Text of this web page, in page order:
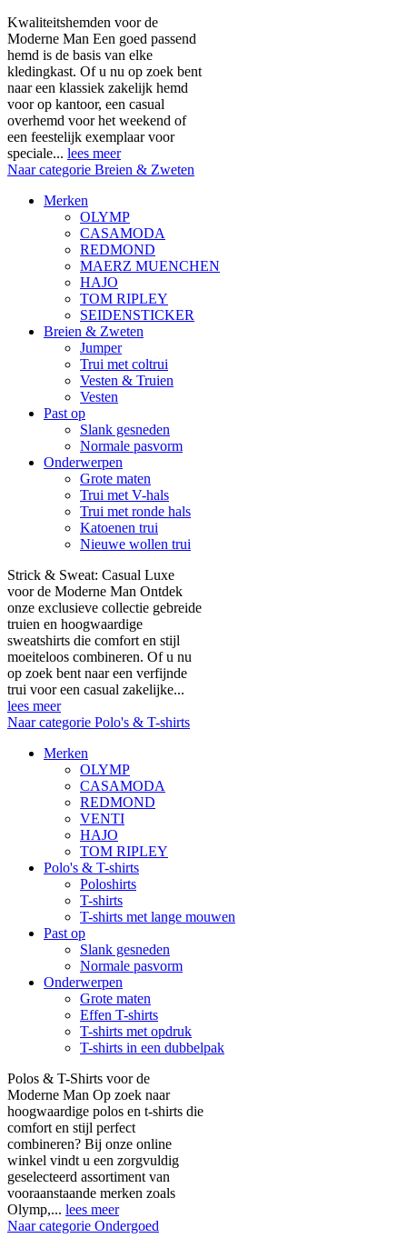
Kwaliteitshemden voor de
Moderne Man Een goed passend
hemd is de basis van elke
kledingkast. Of u nu op zoek bent
naar een klassiek zakelijk hemd
voor op kantoor, een casual
overhemd voor het weekend of
een feestelijk exemplaar voor
speciale... lees meer
Naar categorie Breien & Zweten
Merken
OLYMP
CASAMODA
REDMOND
MAERZ MUENCHEN
HAJO
TOM RIPLEY
SEIDENSTICKER
Breien & Zweten
Jumper
Trui met coltrui
Vesten & Truien
Vesten
Past op
Slank gesneden
Normale pasvorm
Onderwerpen
Grote maten
Trui met V-hals
Trui met ronde hals
Katoenen trui
Nieuwe wollen trui
Strick & Sweat: Casual Luxe
voor de Moderne Man Ontdek
onze exclusieve collectie gebreide
truien en hoogwaardige
sweatshirts die comfort en stijl
moeiteloos combineren. Of u nu
op zoek bent naar een verfijnde
trui voor een casual zakelijke...
lees meer
Naar categorie Polo's & T-shirts
Merken
OLYMP
CASAMODA
REDMOND
VENTI
HAJO
TOM RIPLEY
Polo's & T-shirts
Poloshirts
T-shirts
T-shirts met lange mouwen
Past op
Slank gesneden
Normale pasvorm
Onderwerpen
Grote maten
Effen T-shirts
T-shirts met opdruk
T-shirts in een dubbelpak
Polos & T-Shirts voor de
Moderne Man Op zoek naar
hoogwaardige polos en t-shirts die
comfort en stijl perfect
combineren? Bij onze online
winkel vindt u een zorgvuldig
geselecteerd assortiment van
vooraanstaande merken zoals
Olymp,... lees meer
Naar categorie Ondergoed